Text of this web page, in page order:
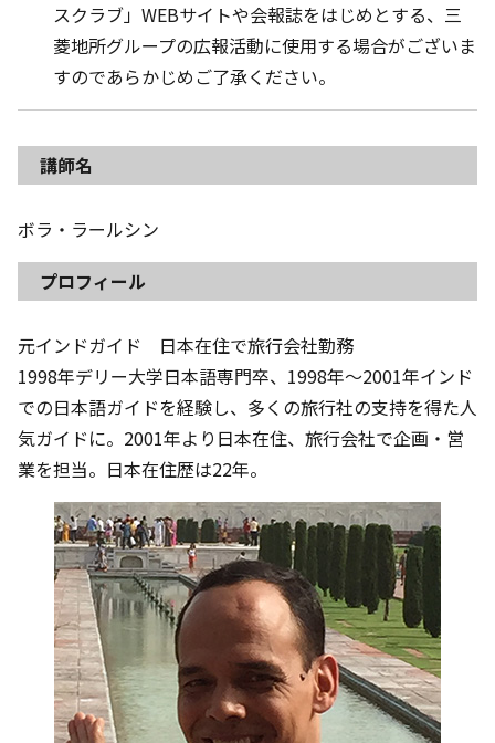
スクラブ」WEBサイトや会報誌をはじめとする、三
菱地所グループの広報活動に使用する場合がございま
すのであらかじめご了承ください。
講師名
ボラ・ラールシン
プロフィール
元インドガイド 日本在住で旅行会社勤務
1998年デリー大学日本語専門卒、1998年～2001年インド
での日本語ガイドを経験し、多くの旅行社の支持を得た人
気ガイドに。2001年より日本在住、旅行会社で企画・営
業を担当。日本在住歴は22年。